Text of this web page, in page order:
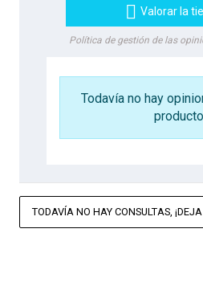
 Valorar la
Política de gestión de las
Todavía no hay
TODAVÍA NO HAY CONSULTAS,